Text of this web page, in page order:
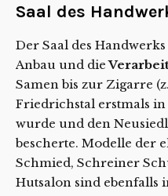
Saal des
Der Saal des
Anbau und die
Samen bis zur Zigarre
Friedrichstal erstmals
wurde und den
bescherte. Modelle der
Schmied, Schreiner
Hutsalon sind ebenfalls